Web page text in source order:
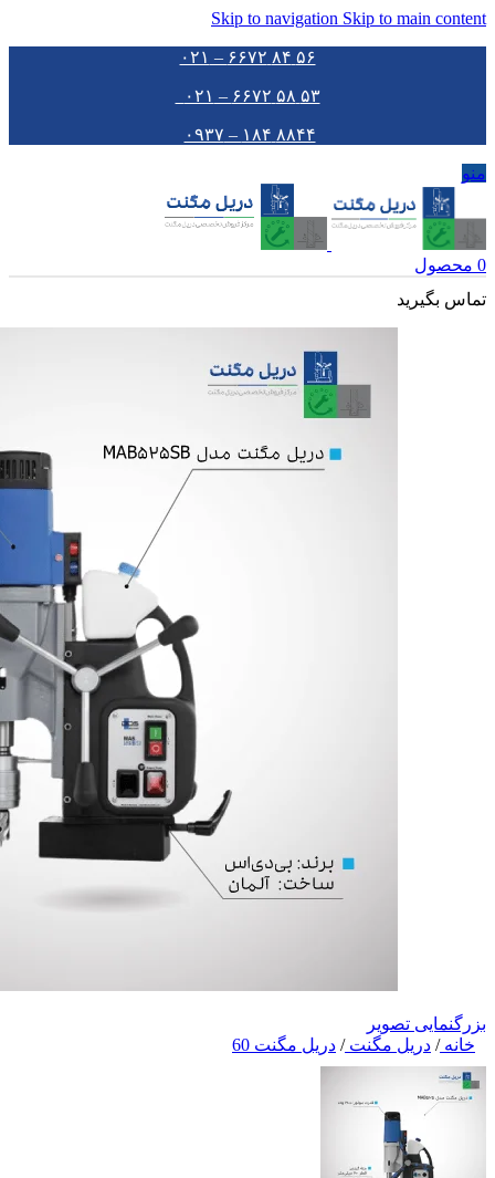
Skip to navigation Skip to main content
۵۶ ۸۴ ۶۶۷۲ – ۰۲۱
۵۳ ۵۸ ۶۶۷۲ – ۰۲۱
۸۸۴۴ ۱۸۴ – ۰۹۳۷
منو
0 محصول
تماس بگیرید
بزرگنمایی تصویر
خانه/ دریل مگنت/ دریل مگنت 60